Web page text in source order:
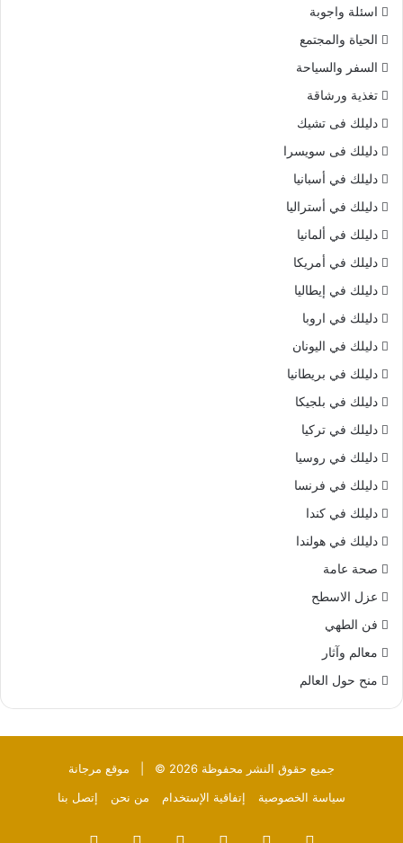
اسئلة واجوبة
الحياة والمجتمع
السفر والسياحة
تغذية ورشاقة
دليلك فى تشيك
دليلك فى سويسرا
دليلك في أسبانيا
دليلك في أستراليا
دليلك في ألمانيا
دليلك في أمريكا
دليلك في إيطاليا
دليلك في اروبا
دليلك في اليونان
دليلك في بريطانيا
دليلك في بلجيكا
دليلك في تركيا
دليلك في روسيا
دليلك في فرنسا
دليلك في كندا
دليلك في هولندا
صحة عامة
عزل الاسطح
فن الطهي
معالم وآثار
منح حول العالم
جميع حقوق النشر محفوظة 2026 © |
موقع مرجانة
سياسة الخصوصية
إتفاقية الإستخدام من نحن إتصل بنا